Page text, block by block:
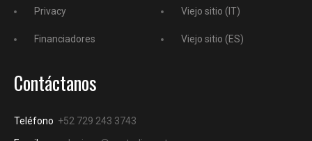
Privacy
Financiadores
Viejo sitio (IT)
Viejo sitio (ES)
Contáctanos
Teléfono +52 729 243 3743